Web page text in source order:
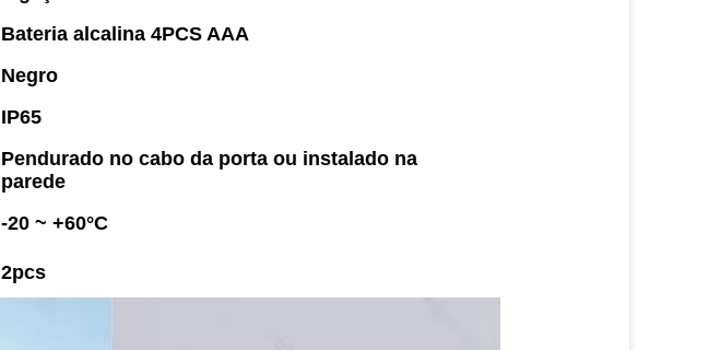
Bateria alcalina 4PCS AAA
Negro
IP65
Pendurado no cabo da porta ou instalado na
parede
-20 ~ +60°C
2pcs